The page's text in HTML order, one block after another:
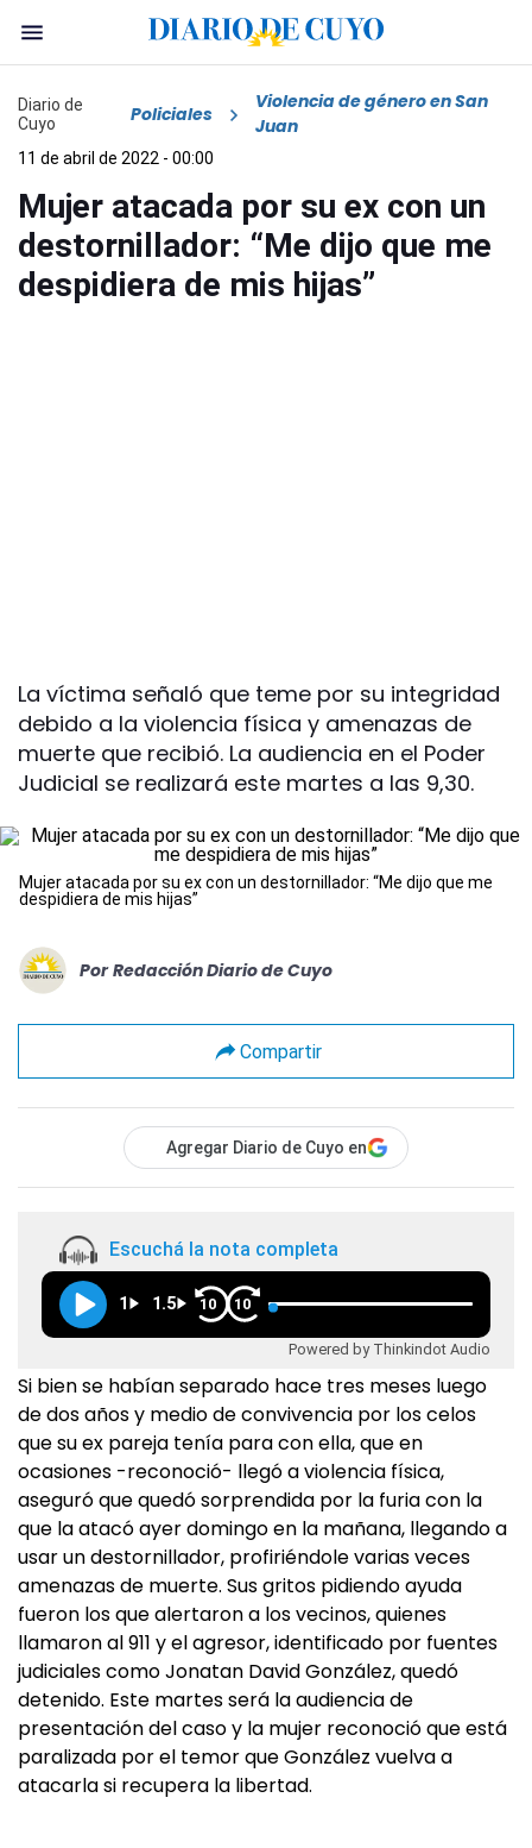
Diario de
Cuyo
Policiales
Violencia de género en San
Juan
11 de abril de 2022 - 00:00
Mujer atacada por su ex con un
destornillador: “Me dijo que me
despidiera de mis hijas”
La víctima señaló que teme por su integridad
debido a la violencia física y amenazas de
muerte que recibió. La audiencia en el Poder
Judicial se realizará este martes a las 9,30.
Mujer atacada por su ex con un destornillador: “Me dijo que me
despidiera de mis hijas”
Por Redacción Diario de Cuyo
Compartir
Agregar Diario de Cuyo en
Escuchá la nota completa
1 1.5 10 10
Powered by Thinkindot Audio
Si bien se habían separado hace tres meses luego
de dos años y medio de convivencia por los celos
que su ex pareja tenía para con ella, que en
ocasiones -reconoció- llegó a violencia física,
aseguró que quedó sorprendida por la furia con la
que la atacó ayer domingo en la mañana, llegando a
usar un destornillador, profiriéndole varias veces
amenazas de muerte. Sus gritos pidiendo ayuda
fueron los que alertaron a los vecinos, quienes
llamaron al 911 y el agresor, identificado por fuentes
judiciales como Jonatan David González, quedó
detenido. Este martes será la audiencia de
presentación del caso y la mujer reconoció que está
paralizada por el temor que González vuelva a
atacarla si recupera la libertad.